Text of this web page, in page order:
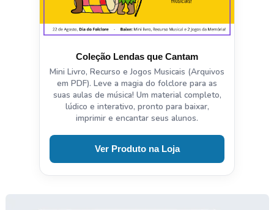
Coleção Lendas que Cantam
Mini Livro, Recurso e Jogos Musicais (Arquivos
em PDF). Leve a magia do folclore para as
suas aulas de música! Um material completo,
lúdico e interativo, pronto para baixar,
imprimir e encantar seus alunos.
Ver Produto na Loja